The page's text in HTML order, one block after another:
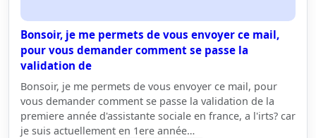
Bonsoir, je me permets de vous envoyer ce mail,
pour vous demander comment se passe la
validation de
Bonsoir, je me permets de vous envoyer ce mail, pour
vous demander comment se passe la validation de la
premiere année d'assistante sociale en france, a l'irts? car
je suis actuellement en 1ere année…